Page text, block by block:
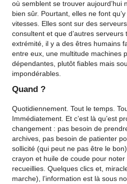
où semblent se trouver aujourd’hui
bien sûr. Pourtant, elles ne font
vitesses. Elles sont sur des
consultent et que d’autres
extrémité, il y a des êtres humains
entre eux, une multitude machines
dépendantes, plutôt fiables mais
impondérables.
Quand ?
Quotidiennement. Tout le temps.
Immédiatement. Et c’est là qu’est
changement : pas besoin de
archives, pas besoin de patienter
sollicité (qui peut ne pas être le
crayon et huile de coude pour
recueillies. Quelques clics et,
marche), l’information est là sous